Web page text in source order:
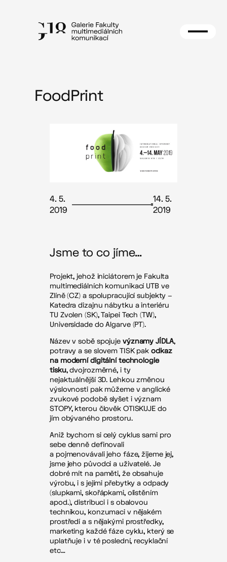
FoodPrint
4. 5.
2019
14. 5.
2019
Jsme to co jíme…
Projekt, jehož iniciátorem je Fakulta
multimediálních komunikací UTB ve
Zlíně (CZ) a spolupracující subjekty –
Katedra dizajnu nábytku a interiéru
TU Zvolen (SK), Taipei Tech (TW),
Universidade do Algarve (PT).
Název v sobě spojuje významy JÍDLA,
potravy a se slovem TISK pakodkaz
na moderní digitální technologie
tisku, dvojrozměrné, i ty
nejaktuálnější 3D. Lehkou změnou
výslovnosti pak můžeme v anglické
zvukové podobě slyšet i význam
STOPY, kterou člověk OTISKUJE do
jím obývaného prostoru.
Aniž bychom si celý cyklus sami pro
sebe denně definovali
a pojmenovávali jeho fáze, žijeme jej,
jsme jeho původci a uživatelé. Je
dobré mít na paměti, že obsahuje
výrobu, i s jejími přebytky a odpady
(slupkami, skořápkami, olistěním
apod.), distribuci i s obalovou
technikou, konzumaci v nějakém
prostředí a s nějakými prostředky,
marketing každé fáze cyklu, který se
uplatňuje i v té poslední, recyklační
etc…